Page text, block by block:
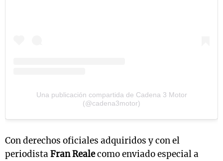
Una publicación compartida de Cadena 3 Motor
(@cadena3motor)
Con derechos oficiales adquiridos y con el
periodistaFran Realecomo enviado especial a